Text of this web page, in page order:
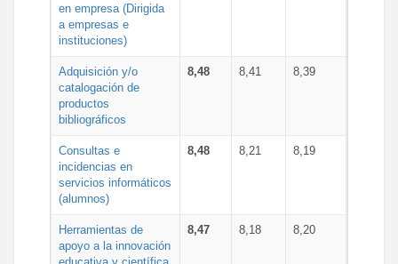
en empresa (Dirigida
a empresas e
instituciones)
Adquisición y/o
catalogación de
productos
bibliográficos
8,48 8,41 8,39
Consultas e
incidencias en
servicios informáticos
(alumnos)
8,48 8,21 8,19
Herramientas de
apoyo a la innovación
educativa y científica
8,47 8,18 8,20